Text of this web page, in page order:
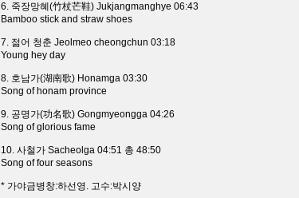
6. 죽장망혜(竹杖芒鞋) Jukjangmanghye 06:43
Bamboo stick and straw shoes
7. 젊어 청춘 Jeolmeo cheongchun 03:18
Young hey day
8. 호남가(湖南歌) Honamga 03:30
Song of honam province
9. 공명가(功名歌) Gongmyeongga 04:26
Song of glorious fame
10. 사철가 Sacheolga 04:51 총 48:50
Song of four seasons
* 가야금병창:하선영. 고수:박시양